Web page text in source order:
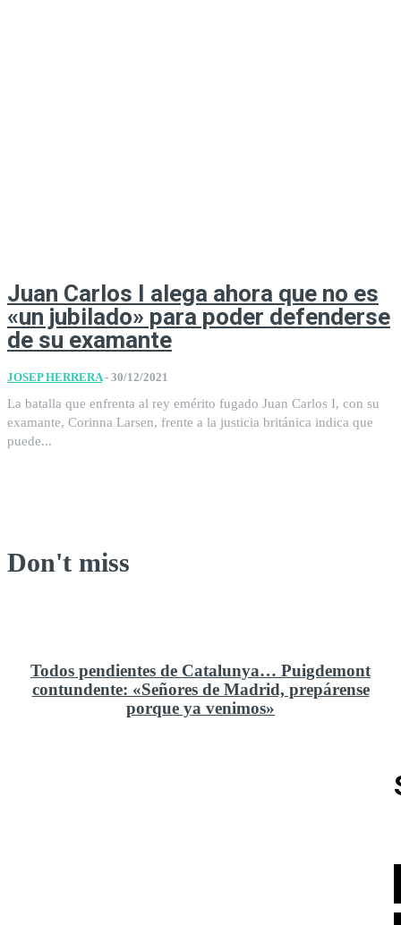
Juan Carlos I alega ahora que no es
«un jubilado» para poder defenderse
de su examante
JOSEP HERRERA - 30/12/2021
La batalla que enfrenta al rey emérito fugado Juan Carlos I, con su
examante, Corinna Larsen, frente a la justicia británica indica que
puede...
Don't miss
Todos pendientes de Catalunya… Puigdemont
contundente: «Señores de Madrid, prepárense
porque ya venimos»